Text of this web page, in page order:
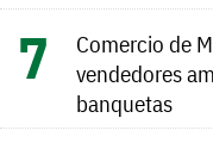
Comercio de
vendedores
banquetas